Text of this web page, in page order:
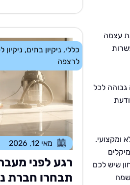
עצמה
גבוהה לכל
ומקצועי.
שיש לכם
כללי, ניקיון בתים, ניקיון
לרצפה
מאי 12, 2026
רגע לפני
תבחרו חברת